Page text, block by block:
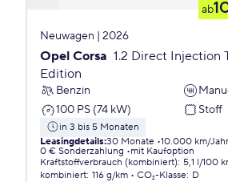
ab
Neuwagen | 2026
Opel Corsa 1.2 Direct Injection
Edition
Benzin
100 PS (74 kW)
Stoff
in 3 bis 5 Monaten
Leasingdetails:30 Monate 10.000 km/Jahr
0 € Sonderzahlung
mit Kaufoption
Kraftstoffverbrauch (kombiniert): 5,1 l/100
kombiniert: 116 g/km CO₂-Klasse: D